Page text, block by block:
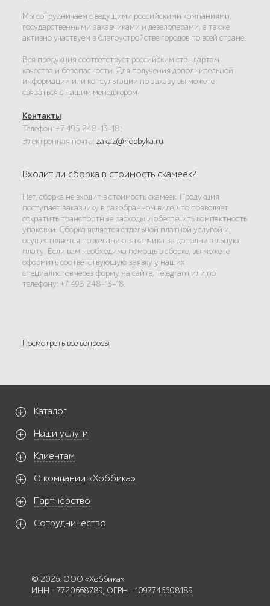
Мы сотрудничаем с ведущими российскими компаниями,
государственными заказчиками и девелоперами, а также
активно участвуем в благоустройстве городов по всей стране.
Вся продукция соответствует российским стандартам
качества и безопасности. Для получения дополнительной
информации или консультации по заказу вы можете
связаться с нашим менеджером.
Контакты:
Телефон: +7 495 248-13-18;
Электронная почта:zakaz@hobbyka.ru
Входит ли сборка в стоимость скамеек?
Нет, сборка не входит в стоимость скамеек. Продукция
поступает заказчику в разобранном виде, что позволяет
сократить транспортные расходы и обеспечить компактность
упаковки. Сборка является отдельной платной услугой и
осуществляется по желанию заказчика за дополнительную
плату. Если вам необходима помощь в сборке, вы можете
оформить соответствующую заявку у наших
специалистов через форму на сайте, Telegram или по
телефону: +7 495 248-13-18.
Посмотреть все вопросы
Каталог
Наши услуги
Клиентам
О компании «Хоббика»
Партнерство
Сотрудничество
© 2026. ООО «Хоббика»
ИНН - 7720668789, ОГРН - 1097746608189